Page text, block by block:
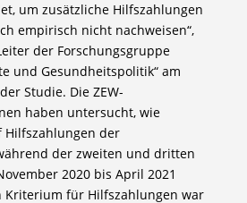
um zusätzliche Hilfszahlungen
empirisch nicht nachweisen“,
der Forschungsgruppe
und Gesundheitspolitik“ am
Studie. Die ZEW-
haben untersucht, wie
Hilfszahlungen der
der zweiten und dritten
2020 bis April 2021
Kriterium für Hilfszahlungen war